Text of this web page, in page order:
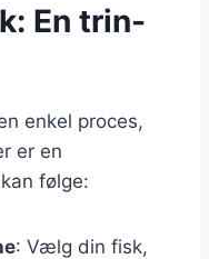
En trin-
enkel proces,
er en
følge:
: Vælg din fisk,